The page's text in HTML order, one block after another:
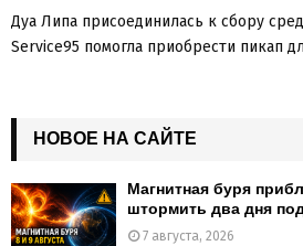
Дуа Липа присоединилась к сбору
Service95 помогла приобрести пикап
НОВОЕ НА САЙТЕ
Магнитная буря
штормить два дня
7 августа, 2026